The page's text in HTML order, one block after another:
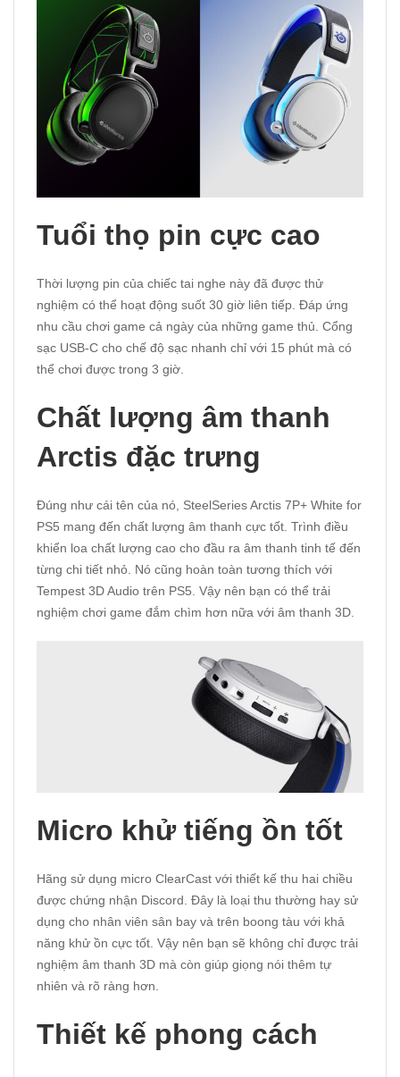
Tuổi thọ pin cực cao
Thời lượng pin của chiếc tai nghe này đã được thử
nghiệm có thể hoạt động suốt 30 giờ liên tiếp. Đáp ứng
nhu cầu chơi game cả ngày của những game thủ. Cổng
sạc USB-C cho chế độ sạc nhanh chỉ với 15 phút mà có
thể chơi được trong 3 giờ.
Chất lượng âm thanh
Arctis đặc trưng
Đúng như cái tên của nó, SteelSeries Arctis 7P+ White for
PS5 mang đến chất lượng âm thanh cực tốt. Trình điều
khiển loa chất lượng cao cho đầu ra âm thanh tinh tế đến
từng chi tiết nhỏ. Nó cũng hoàn toàn tương thích với
Tempest 3D Audio trên PS5. Vậy nên bạn có thể trải
nghiệm chơi game đắm chìm hơn nữa với âm thanh 3D.
Micro khử tiếng ồn tốt
Hãng sử dụng micro ClearCast với thiết kế thu hai chiều
được chứng nhận Discord. Đây là loại thu thường hay sử
dụng cho nhân viên sân bay và trên boong tàu với khả
năng khử ồn cực tốt. Vậy nên bạn sẽ không chỉ được trải
nghiệm âm thanh 3D mà còn giúp giọng nói thêm tự
nhiên và rõ ràng hơn.
Thiết kế phong cách